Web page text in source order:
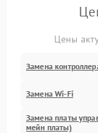
Цены
Замена
Замена Wi-Fi
Замена платы
мейн платы)